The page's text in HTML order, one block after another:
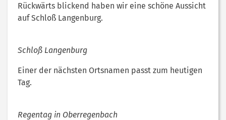
Rückwärts blickend haben wir eine schöne Aussicht
auf Schloß Langenburg.
Schloß Langenburg
Einer der nächsten Ortsnamen passt zum heutigen
Tag.
Regentag in Oberregenbach